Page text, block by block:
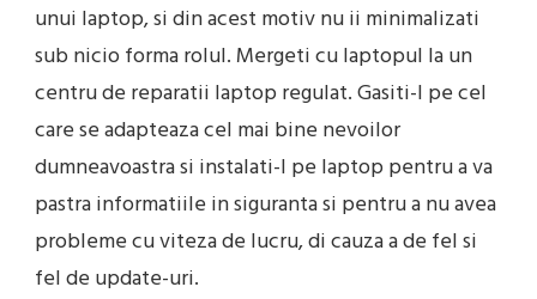
unui laptop, si din acest motiv nu ii minimalizati
sub nicio forma rolul. Mergeti cu laptopul la un
centru de reparatii laptop regulat. Gasiti-l pe cel
care se adapteaza cel mai bine nevoilor
dumneavoastra si instalati-l pe laptop pentru a va
pastra informatiile in siguranta si pentru a nu avea
probleme cu viteza de lucru, di cauza a de fel si
fel de update-uri.